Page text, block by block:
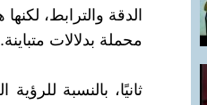
الدقة والترابط،
محملة بدلالات متباينة.
ثانيًا، بالنسبة